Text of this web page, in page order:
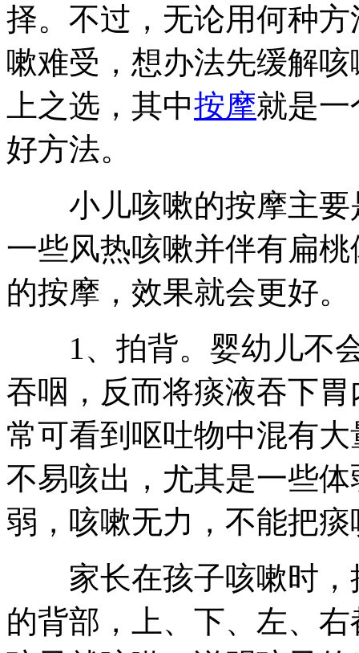
择。不过，无论用何种
嗽难受，想办法先缓解
上之选，其中按摩就是
好方法。
小儿咳嗽的按摩主要
一些风热咳嗽并伴有扁
的按摩，效果就会更好。
1、拍背。婴幼儿不会
吞咽，反而将痰液吞下
常可看到呕吐物中混有
不易咳出，尤其是一些
弱，咳嗽无力，不能把痰
家长在孩子咳嗽时，
的背部，上、下、左、